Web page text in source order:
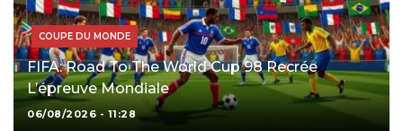
COUPE DU MONDE
FIFA: Road To The World Cup 98 Recrée
L’épreuve Mondiale
06/08/2026 - 11:28